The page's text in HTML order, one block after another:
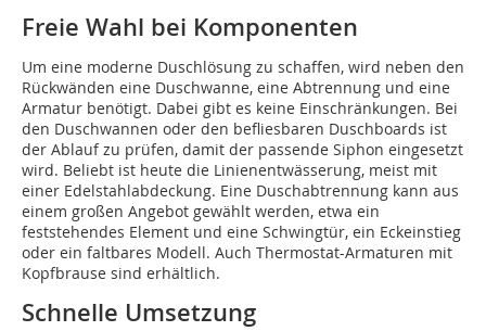
Freie Wahl bei Komponenten
Um eine moderne Duschlösung zu schaffen, wird neben den
Rückwänden eine Duschwanne, eine Abtrennung und eine
Armatur benötigt. Dabei gibt es keine Einschränkungen. Bei
den Duschwannen oder den befliesbaren Duschboards ist
der Ablauf zu prüfen, damit der passende Siphon eingesetzt
wird. Beliebt ist heute die Linienentwässerung, meist mit
einer Edelstahlabdeckung. Eine Duschabtrennung kann aus
einem großen Angebot gewählt werden, etwa ein
feststehendes Element und eine Schwingtür, ein Eckeinstieg
oder ein faltbares Modell. Auch Thermostat-Armaturen mit
Kopfbrause sind erhältlich.
Schnelle Umsetzung